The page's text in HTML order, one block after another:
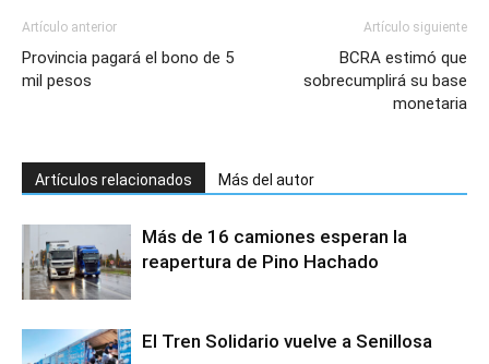
Artículo anterior
Provincia pagará el bono de 5
mil pesos
Artículo siguiente
BCRA estimó que
sobrecumplirá su base
monetaria
Artículos relacionados Más del autor
Más de 16 camiones esperan la
reapertura de Pino Hachado
El Tren Solidario vuelve a Senillosa